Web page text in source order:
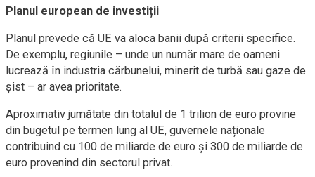
Planul european de investiții
Planul prevede că UE va aloca banii după criterii specifice.
De exemplu, regiunile – unde un număr mare de oameni
lucrează în industria cărbunelui, minerit de turbă sau gaze de
şist – ar avea prioritate.
Aproximativ jumătate din totalul de 1 trilion de euro provine
din bugetul pe termen lung al UE, guvernele naționale
contribuind cu 100 de miliarde de euro și 300 de miliarde de
euro provenind din sectorul privat.